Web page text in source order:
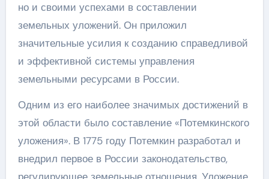
но и своими успехами в составлении
земельных уложений. Он приложил
значительные усилия к созданию справедливой
и эффективной системы управления
земельными ресурсами в России.
Одним из его наиболее значимых достижений в
этой области было составление «Потемкинского
уложения». В 1775 году Потемкин разработал и
внедрил первое в России законодательство,